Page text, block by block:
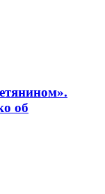
об